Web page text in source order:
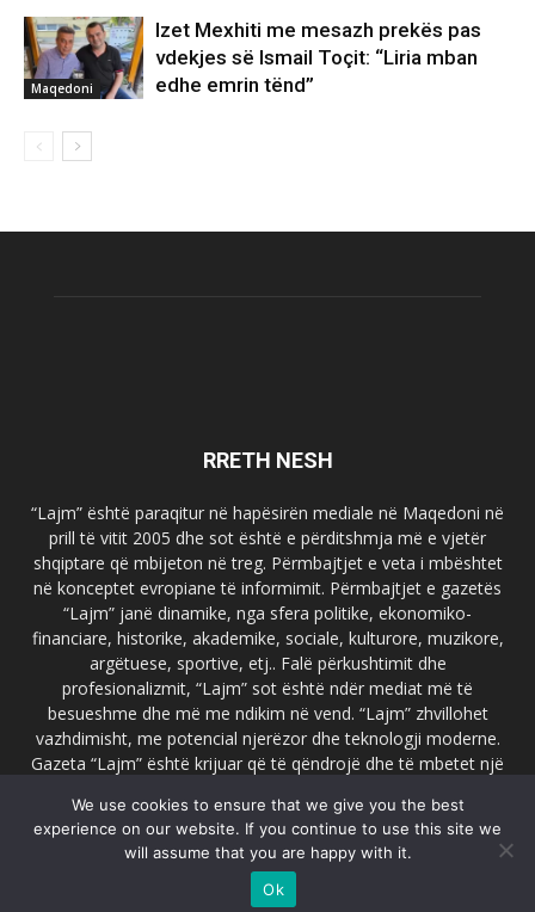
Maqedoni
Izet Mexhiti me mesazh prekës pas
vdekjes së Ismail Toçit: “Liria mban
edhe emrin tënd”
RRETH NESH
“Lajm” është paraqitur në hapësirën mediale në Maqedoni në
prill të vitit 2005 dhe sot është e përditshmja më e vjetër
shqiptare që mbijeton në treg. Përmbajtjet e veta i mbështet
në konceptet evropiane të informimit. Përmbajtjet e gazetës
“Lajm” janë dinamike, nga sfera politike, ekonomiko-
financiare, historike, akademike, sociale, kulturore, muzikore,
argëtuese, sportive, etj.. Falë përkushtimit dhe
profesionalizmit, “Lajm” sot është ndër mediat më të
besueshme dhe më me ndikim në vend. “Lajm” zhvillohet
vazhdimisht, me potencial njerëzor dhe teknologji moderne.
Gazeta “Lajm” është krijuar që të qëndrojë dhe të mbetet një
faqja zyrtare e gazetës “Lajm”, www.lajmpress.org është një
ndër portalet më të njohur në Maqedoni.
lajm.sk@gmail.com
We use cookies to ensure that we give you the best
experience on our website. If you continue to use this site we
will assume that you are happy with it.
Ok